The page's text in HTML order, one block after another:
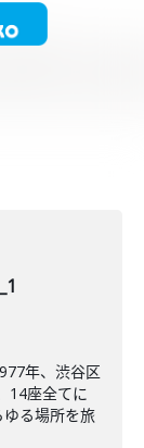
年、渋谷区
14座全てに
る場所を旅